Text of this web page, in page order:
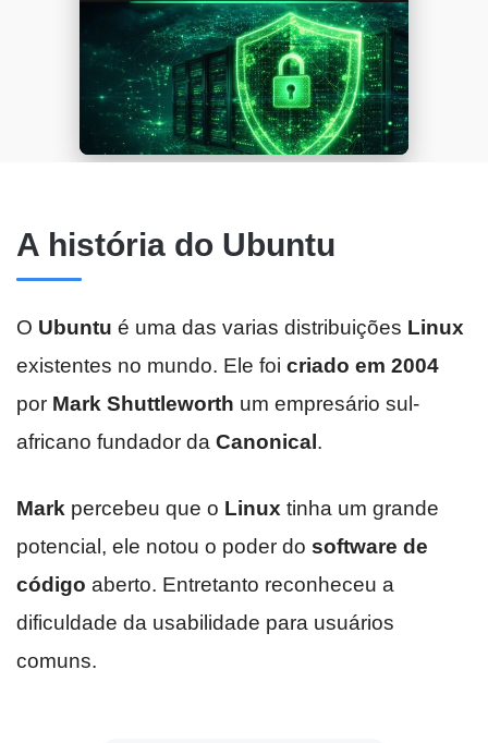
A história do Ubuntu
O Ubuntu é uma das varias distribuições Linux
existentes no mundo. Ele foi criado em 2004
por Mark Shuttleworth um empresário sul-
africano fundador da Canonical.
Mark percebeu que o Linux tinha um grande
potencial, ele notou o poder do software de
código aberto. Entretanto reconheceu a
dificuldade da usabilidade para usuários
comuns.